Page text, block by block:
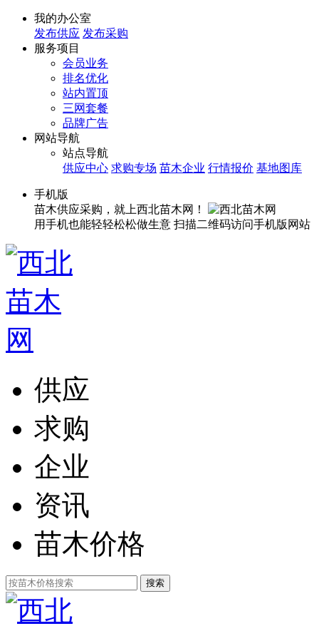
我的办公室
发布供应 发布采购
服务项目
会员业务
排名优化
站内置顶
三网套餐
品牌广告
网站导航
站点导航
供应中心 求购专场 苗木企业 行情报价 基地图库
手机版
苗木供应采购，就上西北苗木网！
用手机也能轻轻松松做生意 扫描二维码访问手机版网站
供应
求购
企业
资讯
苗木价格